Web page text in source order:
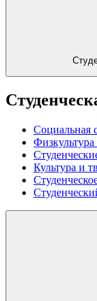
Социальная
Культура и